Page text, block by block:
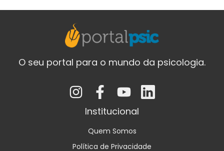
O seu portal para o mundo da psicologia.
Institucional
Quem Somos
Política de Privacidade